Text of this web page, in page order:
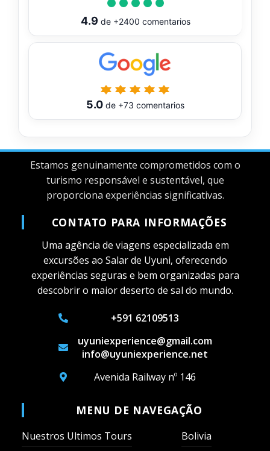
4.9 de +2400 comentarios
5.0de +73 comentarios
Estamos genuinamente comprometidos com o
turismo responsável e sustentável, que
proporciona experiências significativas.
CONTATO PARA INFORMAÇÕES
Uma agência de viagens especializada em
excursões ao Salar de Uyuni, oferecendo
experiências seguras e bem organizadas para
descobrir o maior deserto de sal do mundo.
+591 62109513
uyuniexperience@gmail.com
info@uyuniexperience.net
Avenida Railway nº 146
MENU DE NAVEGAÇÃO
Nuestros Ultimos Tours Bolivia